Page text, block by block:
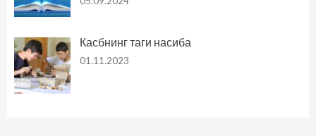
Касбнинг таги насиба
01.11.2023